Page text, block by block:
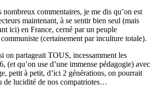
nombreux commentaires, je me dis qu’on est
maintenant, à se sentir bien seul (mais
ici) en France, cerné par un peuple
(certainement par inculture totale).
on partageait TOUS, incessamment les
(et qu’on use d’une immense pédagogie) avec
petit à petit, d’ici 2 générations, on pourrait
de lucidité de nos compatriotes…